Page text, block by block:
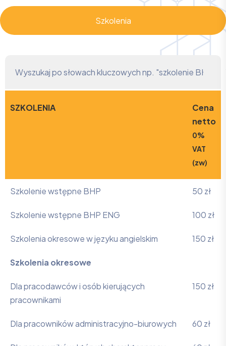
Szkolenia
SZKOLENIA
Cena
netto
0%
VAT
(zw)
SZKOLENIA
Cena
0%
(zw)
Szkolenie wstępne BHP 50 zł
Szkolenie wstępne BHP ENG 100 zł
Szkolenia okresowe w języku angielskim 150 zł
Szkolenia okresowe
Dla pracodawców i osób kierujących
pracownikami
150 zł
Dla pracowników administracyjno-biurowych 60 zł